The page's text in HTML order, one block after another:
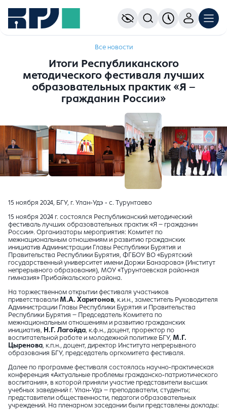
Все новости
Итоги Республиканского
методического фестиваля лучших
образовательных практик «Я –
гражданин России»
15 ноября 2024, БГУ, г. Улан-Удэ - с. Турунтаево
15 ноября 2024 г. состоялся Республиканский методический
фестиваль лучших образовательных практик «Я – гражданин
России». Организаторы мероприятия: Комитет по
межнациональным отношениям и развитию гражданских
инициатив Администрации Главы Республики Бурятия и
Правительства Республики Бурятия, ФГБОУ ВО «Бурятский
государственный университет имени Доржи Банзарова» (Институт
непрерывного образования), МОУ «Турунтаевская районная
гимназия» Прибайкальского района.
На торжественном открытии фестиваля участников
приветствовали М.А. Харитонов, к.и.н., заместитель Руководителя
Администрации Главы Республики Бурятия и Правительства
Республики Бурятия – Председатель Комитета по
межнациональным отношениям и развитию гражданских
инициатив, Н.Г. Лагойда, к.ф.н., доцент, проректор по
воспитательной работе и молодежной политике БГУ, М.Г.
Цыренова, к.п.н., доцент, директор Института непрерывного
образования БГУ, председатель оргкомитета фестиваля.
Далее по программе фестиваля состоялась научно-практическая
конференция «Актуальные проблемы гражданско-патриотического
воспитания», в которой приняли участие представители высших
учебных заведений г. Улан-Удэ – преподаватели, студенты;
представители общественности, педагоги образовательных
учреждений. На пленарном заседании были представлены доклады: